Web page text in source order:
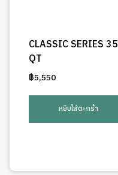
CLASSIC SERIES 35
QT
฿5,550
หยิบใส่ตะกร้า